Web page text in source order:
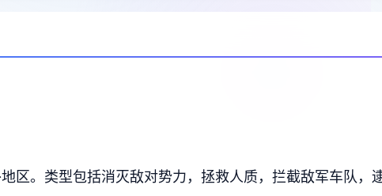
区。类型包括消灭敌对势力，拯救人质，拦截敌军车队，